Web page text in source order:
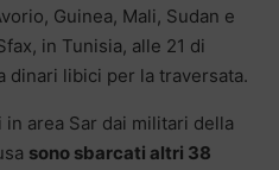
Guinea, Mali, Sudan e
in Tunisia, alle 21 di
dinari libici per la traversata.
area Sar dai militari della
sono sbarcati altri 38